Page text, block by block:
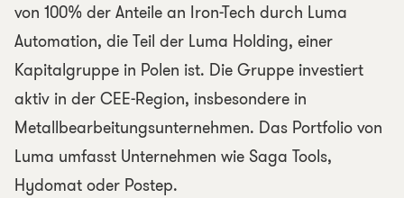
von 100% der Anteile an Iron-Tech durch Luma
Automation, die Teil der Luma Holding, einer
Kapitalgruppe in Polen ist. Die Gruppe investiert
aktiv in der CEE-Region, insbesondere in
Metallbearbeitungsunternehmen. Das Portfolio von
Luma umfasst Unternehmen wie Saga Tools,
Hydomat oder Postep.